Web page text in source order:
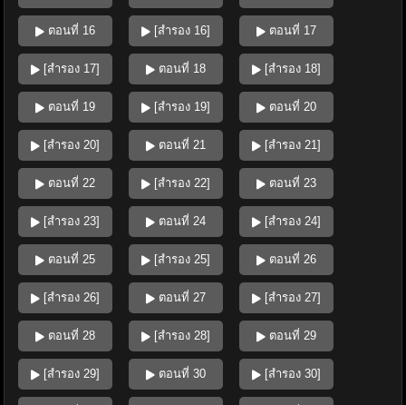
ตอนที่ 16 [สำรอง 16] ตอนที่ 17
[สำรอง 17] ตอนที่ 18 [สำรอง 18]
ตอนที่ 19 [สำรอง 19] ตอนที่ 20
[สำรอง 20] ตอนที่ 21 [สำรอง 21]
ตอนที่ 22 [สำรอง 22] ตอนที่ 23
[สำรอง 23] ตอนที่ 24 [สำรอง 24]
ตอนที่ 25 [สำรอง 25] ตอนที่ 26
[สำรอง 26] ตอนที่ 27 [สำรอง 27]
ตอนที่ 28 [สำรอง 28] ตอนที่ 29
[สำรอง 29] ตอนที่ 30 [สำรอง 30]